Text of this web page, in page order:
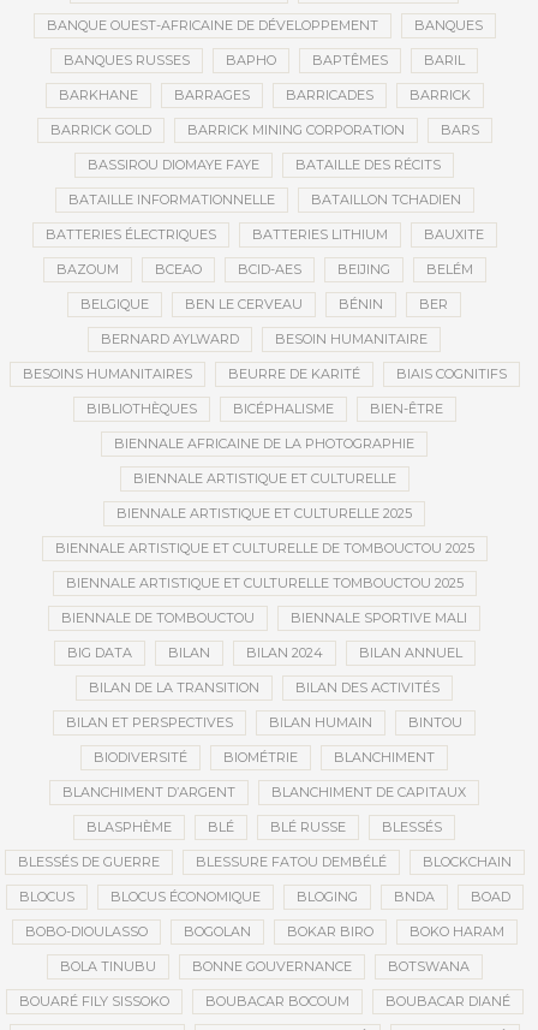
BANQUE OUEST-AFRICAINE DE DÉVELOPPEMENT BANQUES
BANQUES RUSSES BAPHO BAPTÊMES BARIL
BARKHANE BARRAGES BARRICADES BARRICK
BARRICK GOLD BARRICK MINING CORPORATION BARS
BASSIROU DIOMAYE FAYE BATAILLE DES RÉCITS
BATAILLE INFORMATIONNELLE BATAILLON TCHADIEN
BATTERIES ÉLECTRIQUES BATTERIES LITHIUM BAUXITE
BAZOUM BCEAO BCID-AES BEIJING BELÉM
BELGIQUE BEN LE CERVEAU BÉNIN BER
BERNARD AYLWARD BESOIN HUMANITAIRE
BESOINS HUMANITAIRES BEURRE DE KARITÉ BIAIS COGNITIFS
BIBLIOTHÈQUES BICÉPHALISME BIEN-ÊTRE
BIENNALE AFRICAINE DE LA PHOTOGRAPHIE
BIENNALE ARTISTIQUE ET CULTURELLE
BIENNALE ARTISTIQUE ET CULTURELLE 2025
BIENNALE ARTISTIQUE ET CULTURELLE DE TOMBOUCTOU 2025
BIENNALE ARTISTIQUE ET CULTURELLE TOMBOUCTOU 2025
BIENNALE DE TOMBOUCTOU BIENNALE SPORTIVE MALI
BIG DATA BILAN BILAN 2024 BILAN ANNUEL
BILAN DE LA TRANSITION BILAN DES ACTIVITÉS
BILAN ET PERSPECTIVES BILAN HUMAIN BINTOU
BIODIVERSITÉ BIOMÉTRIE BLANCHIMENT
BLANCHIMENT D’ARGENT BLANCHIMENT DE CAPITAUX
BLASPHÈME BLÉ BLÉ RUSSE BLESSÉS
BLESSÉS DE GUERRE BLESSURE FATOU DEMBÉLÉ BLOCKCHAIN
BLOCUS BLOCUS ÉCONOMIQUE BLOGING BNDA BOAD
BOBO-DIOULASSO BOGOLAN BOKAR BIRO BOKO HARAM
BOLA TINUBU BONNE GOUVERNANCE BOTSWANA
BOUARÉ FILY SISSOKO BOUBACAR BOCOUM BOUBACAR DIANÉ